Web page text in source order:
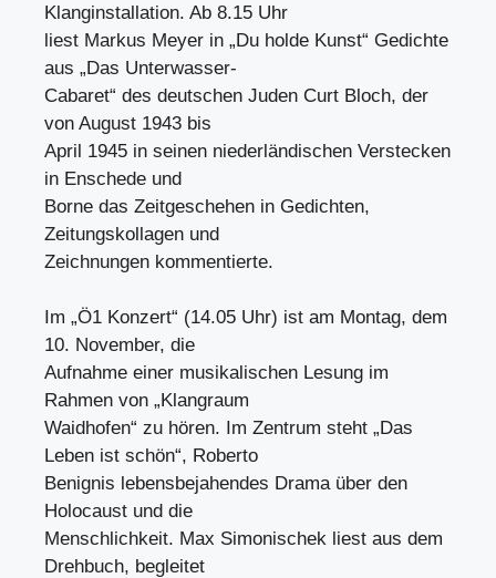
Klanginstallation. Ab 8.15 Uhr
liest Markus Meyer in „Du holde Kunst“ Gedichte
aus „Das Unterwasser-
Cabaret“ des deutschen Juden Curt Bloch, der
von August 1943 bis
April 1945 in seinen niederländischen Verstecken
in Enschede und
Borne das Zeitgeschehen in Gedichten,
Zeitungskollagen und
Zeichnungen kommentierte.
Im „Ö1 Konzert“ (14.05 Uhr) ist am Montag, dem
10. November, die
Aufnahme einer musikalischen Lesung im
Rahmen von „Klangraum
Waidhofen“ zu hören. Im Zentrum steht „Das
Leben ist schön“, Roberto
Benignis lebensbejahendes Drama über den
Holocaust und die
Menschlichkeit. Max Simonischek liest aus dem
Drehbuch, begleitet